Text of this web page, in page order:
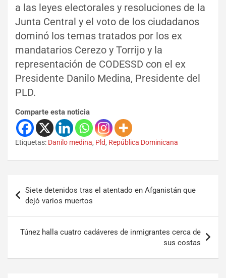
a las leyes electorales y resoluciones de la
Junta Central y el voto de los ciudadanos
dominó los temas tratados por los ex
mandatarios Cerezo y Torrijo y la
representación de CODESSD con el ex
Presidente Danilo Medina, Presidente del
PLD.
Comparte esta noticia
Etiquetas: Danilo medina, Pld, República Dominicana
Siete detenidos tras el atentado en Afganistán que
dejó varios muertos
Túnez halla cuatro cadáveres de inmigrantes cerca de
sus costas